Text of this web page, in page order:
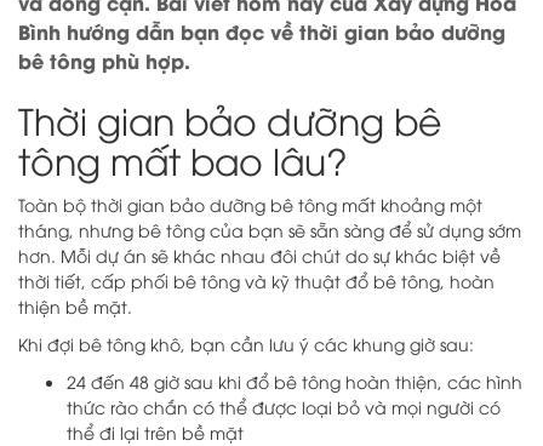
Bình hướng dẫn bạn đọc về thời gian bảo dưỡng
bê tông phù hợp.
Thời gian bảo dưỡng bê
tông mất bao lâu?
Toàn bộ thời gian bảo dưỡng bê tông mất khoảng một
tháng, nhưng bê tông của bạn sẽ sẵn sàng để sử dụng sớm
hơn. Mỗi dự án sẽ khác nhau đôi chút do sự khác biệt về
thời tiết, cấp phối bê tông và kỹ thuật đổ bê tông, hoàn
thiện bề mặt.
Khi đợi bê tông khô, bạn cần lưu ý các khung giờ sau:
24 đến 48 giờ sau khi đổ bê tông hoàn thiện, các hình
thức rào chắn có thể được loại bỏ và mọi người có
thể đi lại trên bề mặt